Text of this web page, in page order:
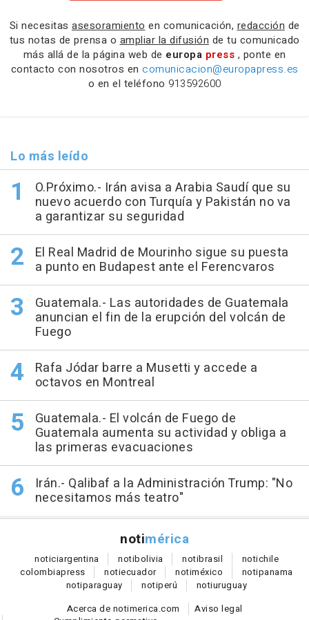
Si necesitas asesoramiento en comunicación, redacción de
tus notas de prensa o ampliar la difusión de tu comunicado
más allá de la página web de europa press , ponte en
contacto con nosotros en comunicacion@europapress.es
o en el teléfono 913592600
Lo más leído
O.Próximo.- Irán avisa a Arabia Saudí que su
nuevo acuerdo con Turquía y Pakistán no va
a garantizar su seguridad
El Real Madrid de Mourinho sigue su puesta
a punto en Budapest ante el Ferencvaros
Guatemala.- Las autoridades de Guatemala
anuncian el fin de la erupción del volcán de
Fuego
Rafa Jódar barre a Musetti y accede a
octavos en Montreal
Guatemala.- El volcán de Fuego de
Guatemala aumenta su actividad y obliga a
las primeras evacuaciones
Irán.- Qalibaf a la Administración Trump: "No
necesitamos más teatro"
notimérica
noticiargentina notibolivia notibrasil notichile
colombiapress notiecuador notiméxico notipanama
notiparaguay notiperú notiuruguay
Acerca de notimerica.com
Aviso legal